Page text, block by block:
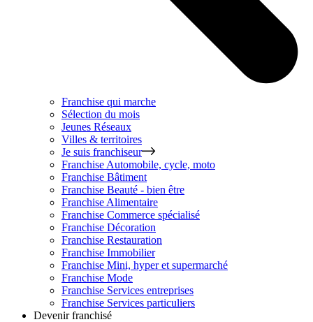
Franchise qui marche
Sélection du mois
Jeunes Réseaux
Villes & territoires
Je suis franchiseur
Franchise Automobile, cycle, moto
Franchise Bâtiment
Franchise Beauté - bien être
Franchise Alimentaire
Franchise Commerce spécialisé
Franchise Décoration
Franchise Restauration
Franchise Immobilier
Franchise Mini, hyper et supermarché
Franchise Mode
Franchise Services entreprises
Franchise Services particuliers
Devenir franchisé